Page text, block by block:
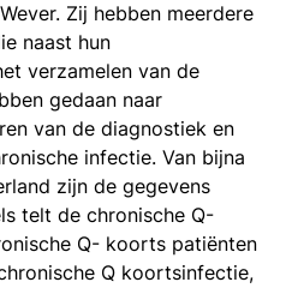
Zij hebben meerdere
naast hun
verzamelen van de
gedaan naar
van de diagnostiek en
infectie. Van bijna
zijn de gegevens
telt de chronische Q-
Q- koorts patiënten
Q koortsinfectie,